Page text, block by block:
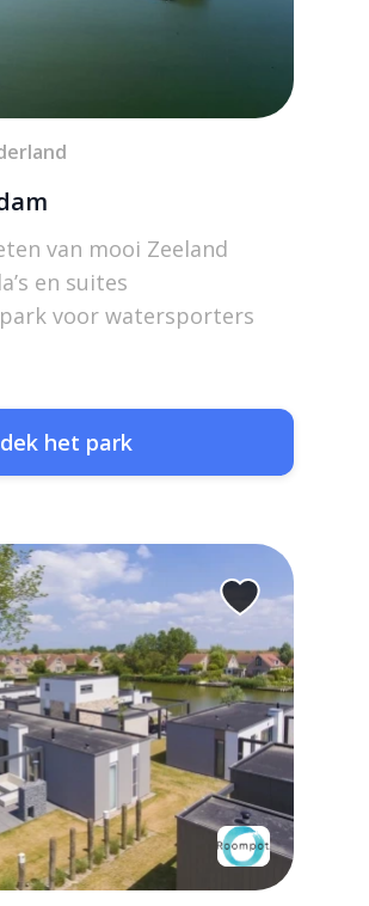
van mooi Zeeland
en suites
voor watersporters
het park